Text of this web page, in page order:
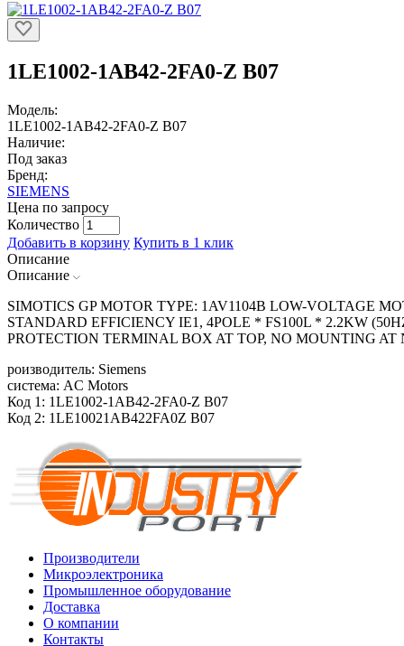
1LE1002-1AB42-2FA0-Z B07
Модель:
1LE1002-1AB42-2FA0-Z B07
Наличие:
Под заказ
Бренд:
SIEMENS
Цена по запросу
Количество
Добавить в корзину Купить в 1 клик
Описание
Описание
SIMOTICS GP MOTOR TYPE: 1AV1104B LOW-VOLTAGE
STANDARD EFFICIENCY IE1, 4POLE * FS100L * 2.2KW
PROTECTION TERMINAL BOX AT TOP, NO MOUNTING
роизводитель: Siemens
система: AC Motors
Код 1: 1LE1002-1AB42-2FA0-Z B07
Код 2: 1LE10021AB422FA0Z B07
Производители
Микроэлектроника
Промышленное оборудование
Доставка
О компании
Контакты